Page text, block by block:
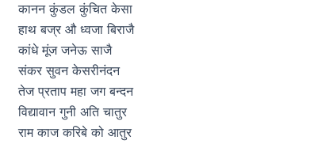
कानन कुंडल कुंचित केसा
हाथ बज्र औ ध्वजा बिराजै
कांधे मूंज जनेऊ साजै
संकर सुवन केसरीनंदन
तेज प्रताप महा जग बन्दन
विद्यावान गुनी अति चातुर
राम काज करिबे को आतुर